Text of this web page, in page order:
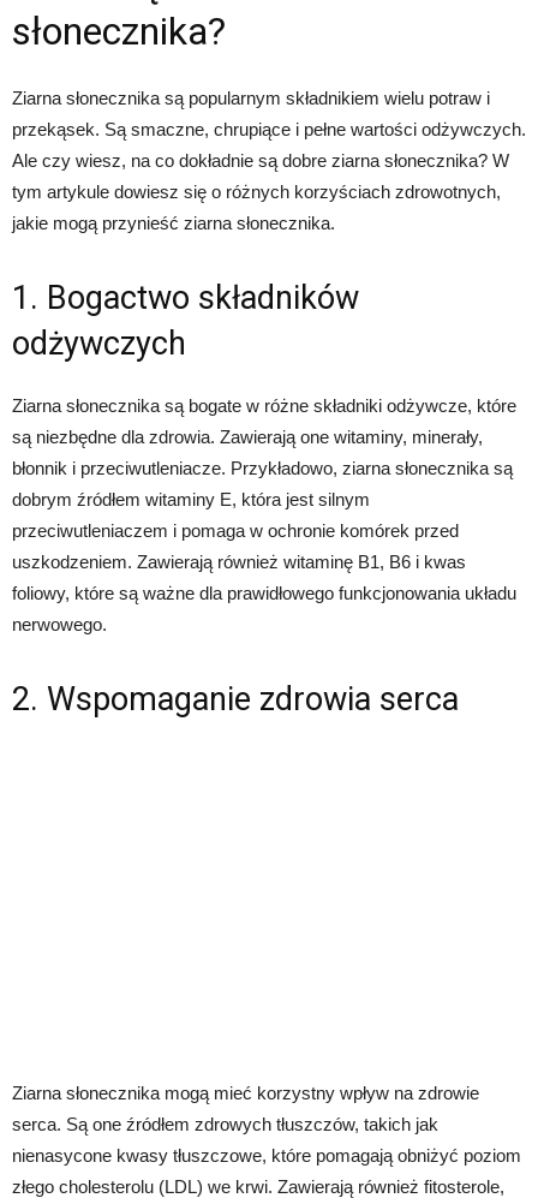
słonecznika?
Ziarna słonecznika są popularnym składnikiem wielu potraw i
przekąsek. Są smaczne, chrupiące i pełne wartości odżywczych.
Ale czy wiesz, na co dokładnie są dobre ziarna słonecznika? W
tym artykule dowiesz się o różnych korzyściach zdrowotnych,
jakie mogą przynieść ziarna słonecznika.
1. Bogactwo składników
odżywczych
Ziarna słonecznika są bogate w różne składniki odżywcze, które
są niezbędne dla zdrowia. Zawierają one witaminy, minerały,
błonnik i przeciwutleniacze. Przykładowo, ziarna słonecznika są
dobrym źródłem witaminy E, która jest silnym
przeciwutleniaczem i pomaga w ochronie komórek przed
uszkodzeniem. Zawierają również witaminę B1, B6 i kwas
foliowy, które są ważne dla prawidłowego funkcjonowania układu
nerwowego.
2. Wspomaganie zdrowia serca
Ziarna słonecznika mogą mieć korzystny wpływ na zdrowie
serca. Są one źródłem zdrowych tłuszczów, takich jak
nienasycone kwasy tłuszczowe, które pomagają obniżyć poziom
złego cholesterolu (LDL) we krwi. Zawierają również fitosterole,